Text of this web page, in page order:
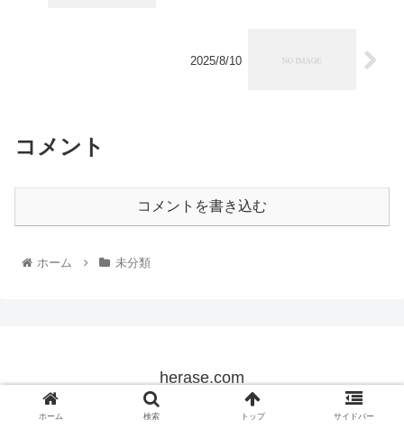
2025/8/10
コメント
コメントを書き込む
ホーム 未分類
herase.com
© 2022 herase.com.
ホーム 検索 トップ サイドバー